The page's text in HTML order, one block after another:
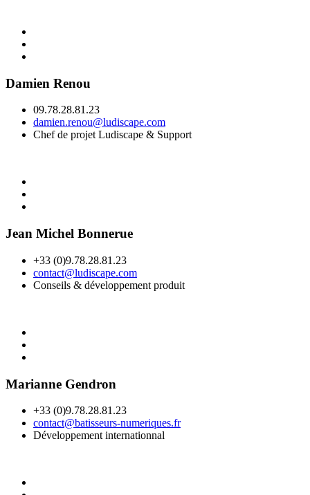
Damien Renou
09.78.28.81.23
damien.renou@ludiscape.com
Chef de projet Ludiscape & Support
Jean Michel Bonnerue
+33 (0)9.78.28.81.23
contact@ludiscape.com
Conseils & développement produit
Marianne Gendron
+33 (0)9.78.28.81.23
contact@batisseurs-numeriques.fr
Développement internationnal